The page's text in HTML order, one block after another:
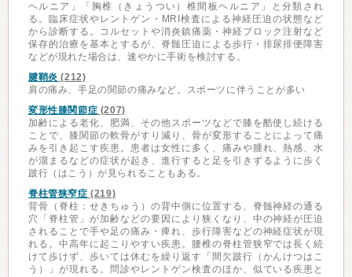
ヘルニア」「胸椎（きょうつい）椎間板ヘルニア」と分類され
る。臨床症状やレントゲン・MRI検査による神経圧迫の状態など
から診断する。コルセットや消炎鎮痛薬・神経ブロック注射など
保存的治療を基本とするが、脊髄圧迫による歩行・排尿排便障害
などが現れた場合は、速やかに手術を検討する。
腱鞘炎 (212)
肩の痛み、手足の関節の痛みなど。スポーツに伴うことが多い
変形性膝関節症 (207)
加齢による老化、肥満、その他スポーツなどで膝を酷使し続ける
ことで、膝関節の軟骨がすり減り、骨が変形することによって痛
みを引き起こす疾患。患者は女性に多く、痛みや腫れ、熱感、水
が溜まるなどの症状が起き、進行すると足を引きずるように歩く
跛行（はこう）が見られることもある。
脊柱管狭窄症 (219)
背骨（脊柱：せきちゅう）の背中側に位置する、脊髄神経の通る
穴「脊柱管」が加齢などの要因により狭くなり、中の神経が圧迫
されることで手や足の痛み・痺れ、歩行障害などの神経症状が現
れる。中高年に起こりやすい疾患。腰椎の脊柱管狭窄では長く続
けて歩けず、歩いては休むを繰り返す「間欠跛行（かんけつはこ
う）」が現れる。問診やレントゲン検査のほか、似ている疾患と